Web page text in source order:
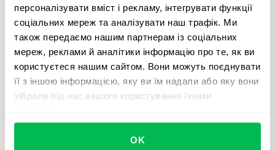
персоналізувати вміст і рекламу, інтегрувати функції
соціальних мереж та аналізувати наш трафік. Ми
також передаємо нашим партнерам із соціальних
мереж, реклами й аналітики інформацію про те, як ви
користуєтеся нашим сайтом. Вони можуть поєднувати
її з іншою інформацією, яку ви їм надали або яку вони
зібрали під час вашого користування їхніми
OK
PeopleCast Тривалість 29 хвилин
PeopleCast #17. Корпоративні
програми та їх ефективність | Інна